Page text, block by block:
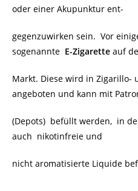
oder einer Akupunktur ent-
gegenzuwirken sein. Vor
sogenannte E-Zigarette auf
Markt. Diese wird in Zigarillo-
angeboten und kann mit
(Depots) befüllt werden, in
auch nikotinfreie und
nicht aromatisierte Liquide